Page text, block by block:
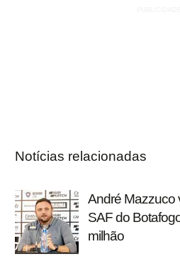
Notícias relacionadas
André Mazzuco
SAF do
milhão